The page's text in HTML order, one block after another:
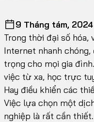
9 Tháng tám, 2024
Trong thời đại số
Internet nhanh chóng,
trọng cho mọi gia
việc từ xa, học trực
Hay điều khiển các
Việc lựa chọn một
nghiệp là rất cần thiết.